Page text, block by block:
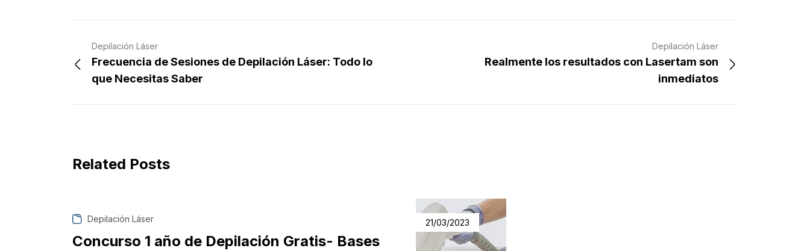
Depilación Láser
Frecuencia de Sesiones de Depilación Láser: Todo lo
que Necesitas Saber
Depilación Láser
Realmente los resultados con Lasertam son
inmediatos
Related Posts
Depilación Láser
Concurso 1 año de Depilación Gratis- Bases
21/03/2023